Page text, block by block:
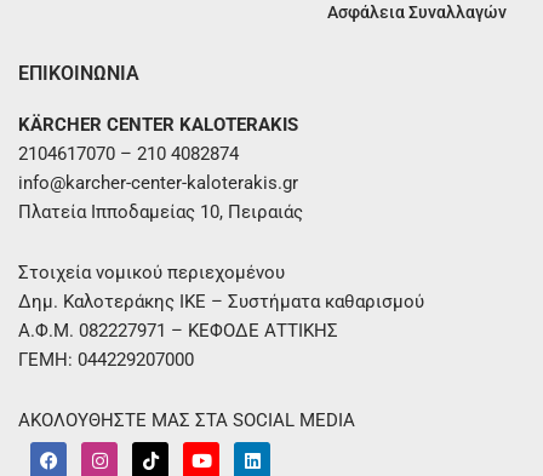
Ασφάλεια Συναλλαγών
ΕΠΙΚΟΙΝΩΝΙΑ
KÄRCHER CENTER KALOTERAKIS
2104617070 – 210 4082874
info@karcher-center-kaloterakis.gr
Πλατεία Ιπποδαμείας 10, Πειραιάς
Στοιχεία νομικού περιεχομένου
Δημ. Καλοτεράκης ΙΚΕ – Συστήματα καθαρισμού
Α.Φ.Μ. 082227971 – ΚΕΦΟΔΕ ΑΤΤΙΚΗΣ
ΓΕΜΗ: 044229207000
ΑΚΟΛΟΥΘΗΣΤΕ ΜΑΣ ΣΤΑ SOCIAL MEDIA
F
a
I
n
T
i
Y
o
L
i